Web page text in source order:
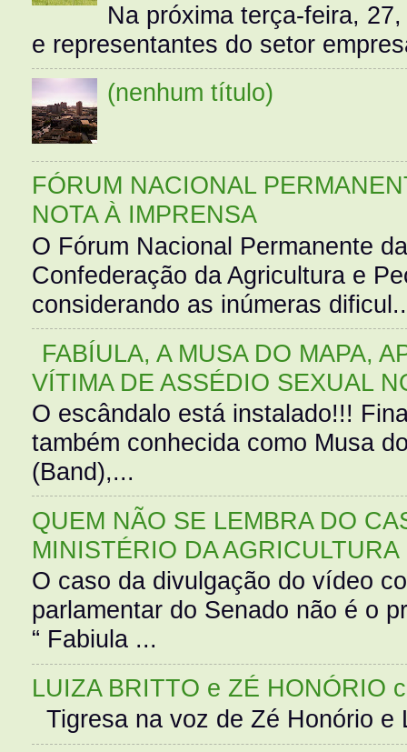
Na próxima terça-feira,
e representantes do setor
(nenhum título)
FÓRUM NACIONAL
NOTA À IMPRENSA
O Fórum Nacional Permanente
Confederação da Agricultura e
considerando as inúmeras
FABÍULA, A MUSA DO MAPA,
VÍTIMA DE ASSÉDIO SEXUAL
O escândalo está instalado!!!
também conhecida como Musa
(Band),...
QUEM NÃO SE LEMBRA DO
MINISTÉRIO DA AGRICULTURA
O caso da divulgação do vídeo
parlamentar do Senado não é o
“ Fabiula ...
LUIZA BRITTO e ZÉ HONÓRIO
Tigresa na voz de Zé Honório